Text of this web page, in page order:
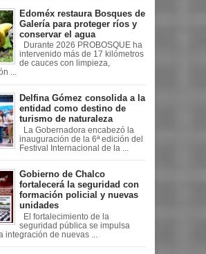
Edoméx restaura Bosques de
Galería para proteger ríos y
conservar el agua
Durante 2026 PROBOSQUE ha
intervenido más de 17 kilómetros
de cauces con limpieza,
...
Delfina Gómez consolida a la
entidad como destino de
turismo de naturaleza
La Gobernadora encabezó la
inauguración de la 6ª edición del
Festival Internacional de la ...
Gobierno de Chalco
fortalecerá la seguridad con
formación policial y nuevas
unidades
El fortalecimiento de la
seguridad pública se impulsa
integración de nuevas ...